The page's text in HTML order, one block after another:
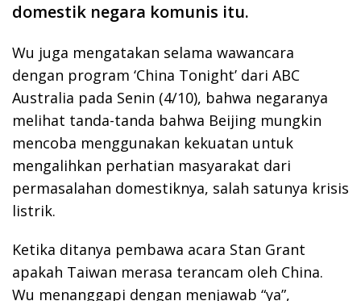
domestik negara komunis itu.
Wu juga mengatakan selama wawancara
dengan program ‘China Tonight’ dari ABC
Australia pada Senin (4/10), bahwa negaranya
melihat tanda-tanda bahwa Beijing mungkin
mencoba menggunakan kekuatan untuk
mengalihkan perhatian masyarakat dari
permasalahan domestiknya, salah satunya krisis
listrik.
Ketika ditanya pembawa acara Stan Grant
apakah Taiwan merasa terancam oleh China.
Wu menanggapi dengan menjawab “ya”,